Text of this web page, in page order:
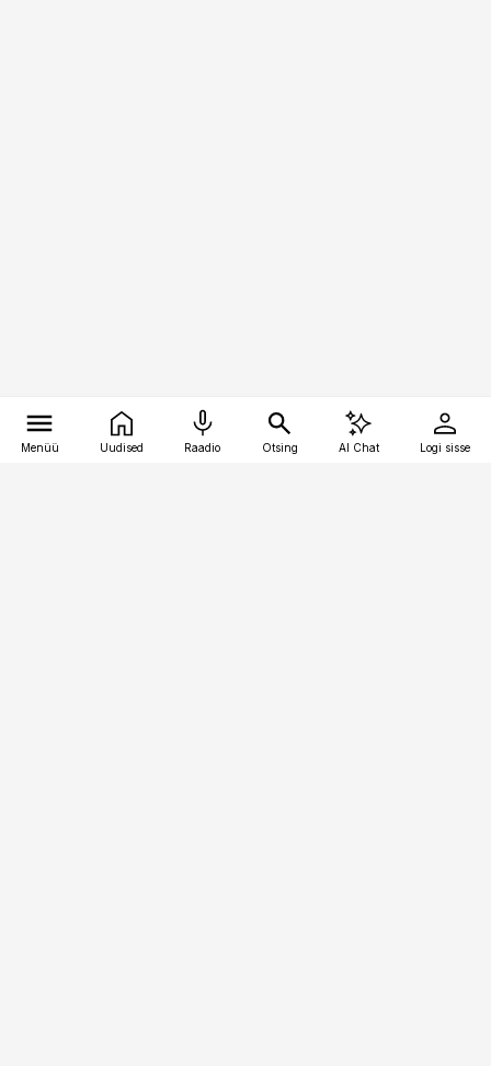
Menüü Uudised Raadio Otsing AI Chat Logi sisse